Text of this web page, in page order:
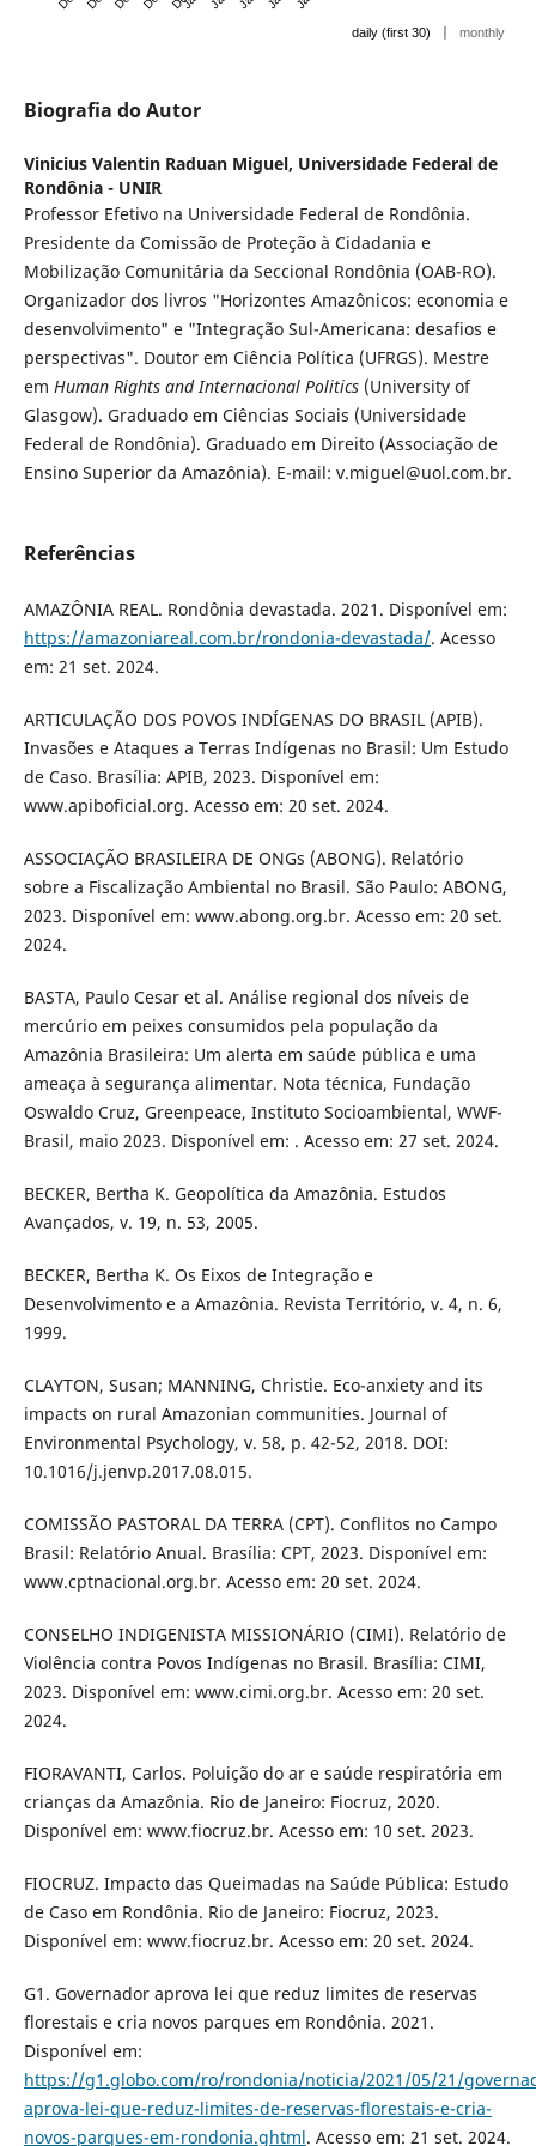
daily (first 30) | monthly
Biografia do Autor
Vinicius Valentin Raduan Miguel, Universidade Federal de
Rondônia - UNIR
Professor Efetivo na Universidade Federal de Rondônia.
Presidente da Comissão de Proteção à Cidadania e
Mobilização Comunitária da Seccional Rondônia (OAB-RO).
Organizador dos livros "Horizontes Amazônicos: economia e
desenvolvimento" e "Integração Sul-Americana: desafios e
perspectivas". Doutor em Ciência Política (UFRGS). Mestre
em Human Rights and Internacional Politics(University of
Glasgow). Graduado em Ciências Sociais (Universidade
Federal de Rondônia). Graduado em Direito (Associação de
Ensino Superior da Amazônia). E-mail: v.miguel@uol.com.br.
Referências
AMAZÔNIA REAL. Rondônia devastada. 2021. Disponível em:
https://amazoniareal.com.br/rondonia-devastada/. Acesso
em: 21 set. 2024.
ARTICULAÇÃO DOS POVOS INDÍGENAS DO BRASIL (APIB).
Invasões e Ataques a Terras Indígenas no Brasil: Um Estudo
de Caso. Brasília: APIB, 2023. Disponível em:
www.apiboficial.org. Acesso em: 20 set. 2024.
ASSOCIAÇÃO BRASILEIRA DE ONGs (ABONG). Relatório
sobre a Fiscalização Ambiental no Brasil. São Paulo: ABONG,
2023. Disponível em: www.abong.org.br. Acesso em: 20 set.
2024.
BASTA, Paulo Cesar et al. Análise regional dos níveis de
mercúrio em peixes consumidos pela população da
Amazônia Brasileira: Um alerta em saúde pública e uma
ameaça à segurança alimentar. Nota técnica, Fundação
Oswaldo Cruz, Greenpeace, Instituto Socioambiental, WWF-
Brasil, maio 2023. Disponível em: . Acesso em: 27 set. 2024.
BECKER, Bertha K. Geopolítica da Amazônia. Estudos
Avançados, v. 19, n. 53, 2005.
BECKER, Bertha K. Os Eixos de Integração e
Desenvolvimento e a Amazônia. Revista Território, v. 4, n. 6,
1999.
CLAYTON, Susan; MANNING, Christie. Eco-anxiety and its
impacts on rural Amazonian communities. Journal of
Environmental Psychology, v. 58, p. 42-52, 2018. DOI:
10.1016/j.jenvp.2017.08.015.
COMISSÃO PASTORAL DA TERRA (CPT). Conflitos no Campo
Brasil: Relatório Anual. Brasília: CPT, 2023. Disponível em:
www.cptnacional.org.br. Acesso em: 20 set. 2024.
CONSELHO INDIGENISTA MISSIONÁRIO (CIMI). Relatório de
Violência contra Povos Indígenas no Brasil. Brasília: CIMI,
2023. Disponível em: www.cimi.org.br. Acesso em: 20 set.
2024.
FIORAVANTI, Carlos. Poluição do ar e saúde respiratória em
crianças da Amazônia. Rio de Janeiro: Fiocruz, 2020.
Disponível em: www.fiocruz.br. Acesso em: 10 set. 2023.
FIOCRUZ. Impacto das Queimadas na Saúde Pública: Estudo
de Caso em Rondônia. Rio de Janeiro: Fiocruz, 2023.
Disponível em: www.fiocruz.br. Acesso em: 20 set. 2024.
G1. Governador aprova lei que reduz limites de reservas
florestais e cria novos parques em Rondônia. 2021.
Disponível em:
https://g1.globo.com/ro/rondonia/noticia/2021/05/21/
aprova-lei-que-reduz-limites-de-reservas-florestais-e-cria-
novos-parques-em-rondonia.ghtml. Acesso em: 21 set. 2024.